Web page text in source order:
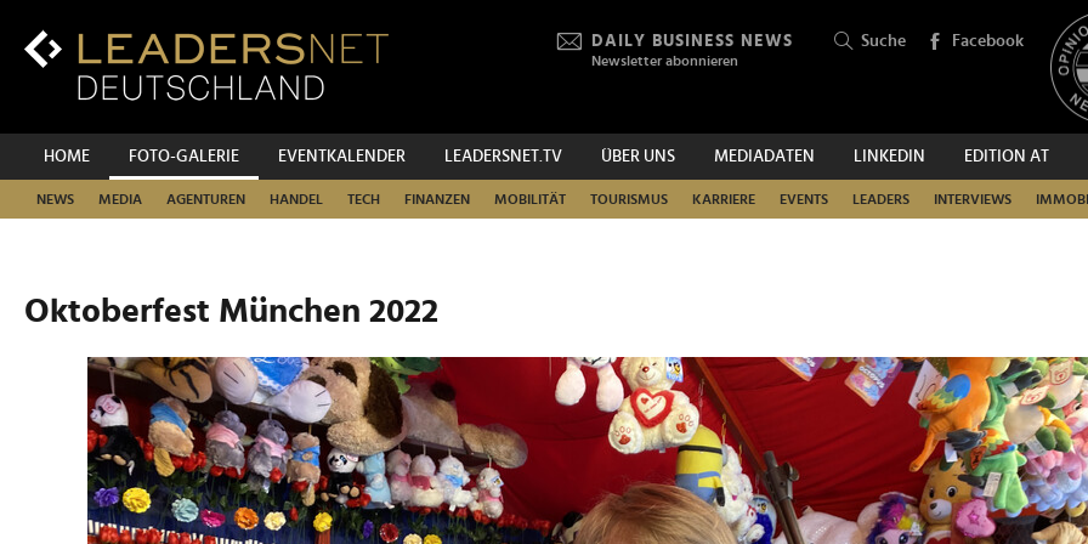
Inhalt
Hauptnavigation
DAILY BUSINESS NEWS
Newsletter abonnieren
Suche Facebook
HOME FOTO-GALERIE EVENTKALENDER LEADERSNET.TV ÜBER UNS MEDIADATEN LINKEDIN EDITION AT
NEWS MEDIA AGENTUREN HANDEL TECH FINANZEN MOBILITÄT TOURISMUS KARRIERE EVENTS LEADERS INTERVIEWS
SUCHEN
Oktoberfest München 2022